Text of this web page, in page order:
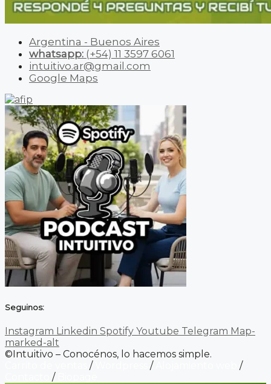
Argentina - Buenos Aires
whatsapp: (+54) 11 3597 6061
intuitivo.ar@gmail.com
Google Maps
Seguinos:
Instagram Linkedin Spotify Youtube Telegram Map-
marked-alt
©Intuitivo – Conocénos, lo hacemos simple.
/ /
/
/